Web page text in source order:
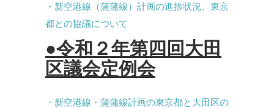
・新空港線（蒲蒲線）計画の進捗状況、東京
都との協議について
●令和２年第四回大田
区議会定例会
・新空港線・蒲蒲線計画の東京都と大田区の